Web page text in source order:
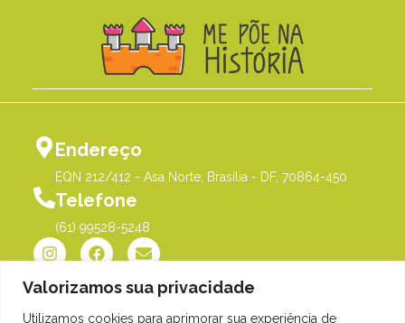
Valorizamos sua privacidade
Utilizamos cookies para aprimorar sua experiência de
Endereço
EQN 212/412 - Asa Norte, Brasília - DF, 70864-450
Telefone
(61) 99528-5248